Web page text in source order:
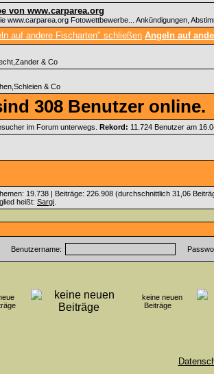
von www.carparea.org
www.carparea.org Fotowettbewerbe... Ankündigungen,
Angeln auf
& Co
& Co
308 Benutzer online.
im Forum unterwegs. Rekord: 11.724 Benutzer am
19.738 | Beiträge: 226.908 (durchschnittlich 31,06
heißt: Sargi
Benutzername:
keine neuen
Beiträge